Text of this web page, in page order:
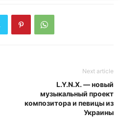
Next article
L.Y.N.X. — новый
музыкальный проект
композитора и певицы из
Украины